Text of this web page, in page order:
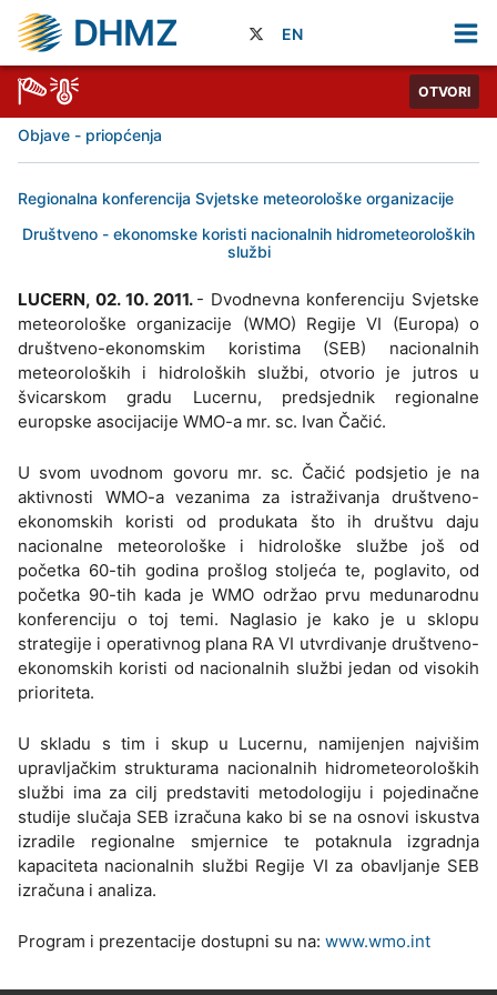
DHMZ EN
OTVORI
Objave - priopćenja
Regionalna konferencija Svjetske meteorološke organizacije
Društveno - ekonomske koristi nacionalnih hidrometeoroloških
službi
LUCERN, 02. 10. 2011. - Dvodnevna konferenciju Svjetske
meteorološke organizacije (WMO) Regije VI (Europa) o
društveno-ekonomskim koristima (SEB) nacionalnih
meteoroloških i hidroloških službi, otvorio je jutros u
švicarskom gradu Lucernu, predsjednik regionalne
europske asocijacije WMO-a mr. sc. Ivan Čačić.
U svom uvodnom govoru mr. sc. Čačić podsjetio je na
aktivnosti WMO-a vezanima za istraživanja društveno-
ekonomskih koristi od produkata što ih društvu daju
nacionalne meteorološke i hidrološke službe još od
početka 60-tih godina prošlog stoljeća te, poglavito, od
početka 90-tih kada je WMO održao prvu medunarodnu
konferenciju o toj temi. Naglasio je kako je u sklopu
strategije i operativnog plana RA VI utvrdivanje društveno-
ekonomskih koristi od nacionalnih službi jedan od visokih
prioriteta.
U skladu s tim i skup u Lucernu, namijenjen najvišim
upravljačkim strukturama nacionalnih hidrometeoroloških
službi ima za cilj predstaviti metodologiju i pojedinačne
studije slučaja SEB izračuna kako bi se na osnovi iskustva
izradile regionalne smjernice te potaknula izgradnja
kapaciteta nacionalnih službi Regije VI za obavljanje SEB
izračuna i analiza.
Program i prezentacije dostupni su na: www.wmo.int